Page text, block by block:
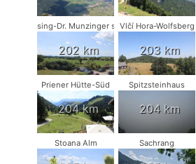
Münsing-Dr. Munzinger sport
202 km
Vlčí Hora-Wolfsberg
203 km
Priener Hütte-Süd
204 km
Spitzsteinhaus
204 km
Stoana Alm Sachrang